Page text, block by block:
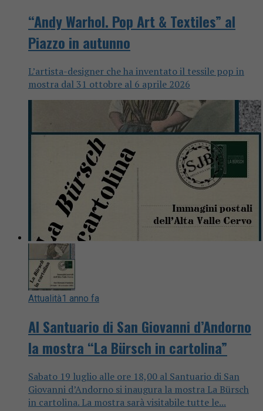
“Andy Warhol. Pop Art & Textiles” al
Piazzo in autunno
L’artista-designer che ha inventato il tessile pop in
mostra dal 31 ottobre al 6 aprile 2026
Attualità1 anno fa
Al Santuario di San Giovanni d’Andorno
la mostra “La Bürsch in cartolina”
Sabato 19 luglio alle ore 18,00 al Santuario di San
Giovanni d’Andorno si inaugura la mostra La Bürsch
in cartolina. La mostra sarà visitabile tutte le...